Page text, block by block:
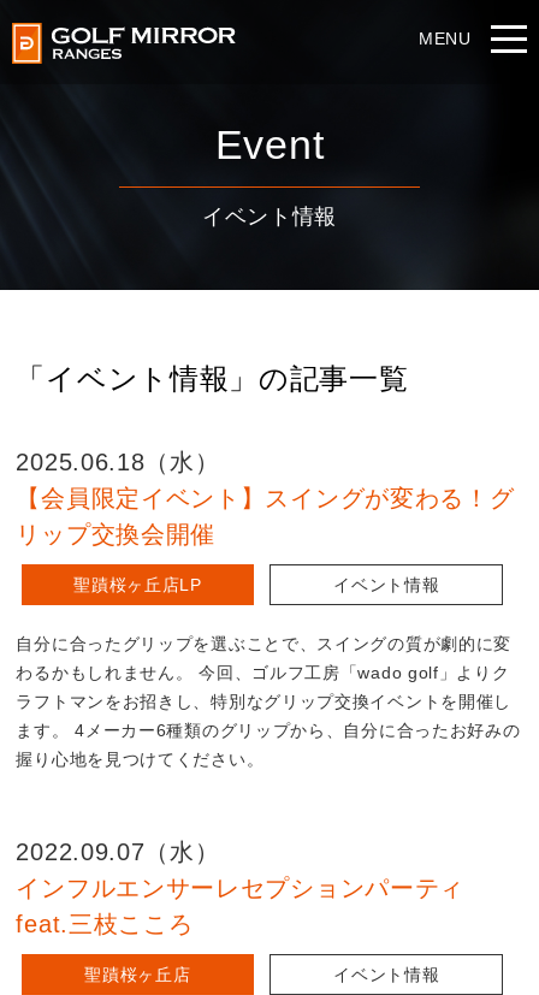
Event
イベント情報
「イベント情報」の記事一覧
2025.06.18（水）
【会員限定イベント】スイングが変わる！グ
リップ交換会開催
聖蹟桜ヶ丘店LP イベント情報
自分に合ったグリップを選ぶことで、スイングの質が劇的に変
わるかもしれません。 今回、ゴルフ工房「wado golf」よりク
ラフトマンをお招きし、特別なグリップ交換イベントを開催し
ます。 4メーカー6種類のグリップから、自分に合ったお好みの
握り心地を見つけてください。
2022.09.07（水）
インフルエンサーレセプションパーティ
feat.三枝こころ
聖蹟桜ヶ丘店 イベント情報